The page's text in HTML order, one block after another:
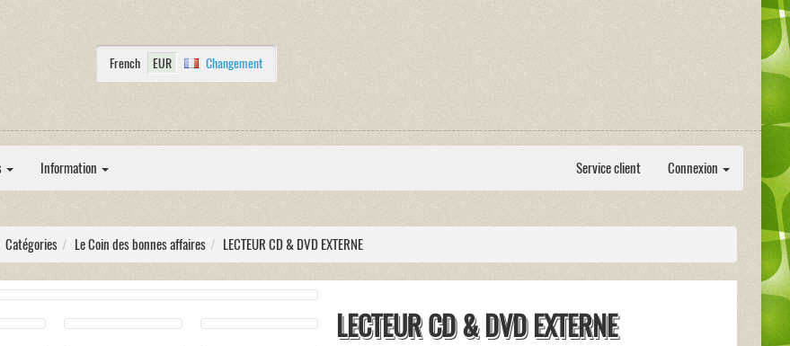
French EUR Changement
Information Service client Connexion
Catégories Le Coin des bonnes affaires LECTEUR CD & DVD EXTERNE
LECTEUR CD & DVD EXTERNE